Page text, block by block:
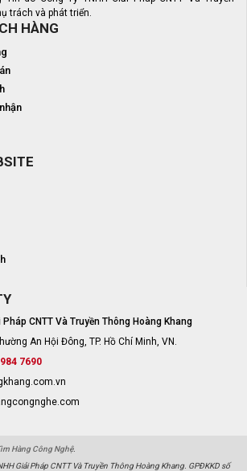
trách và phát triển.
HÀNG
Pháp CNTT Và Truyền Thông Hoàng Khang
An Hội Đông, TP. Hồ Chí Minh, VN.
7690
Hàng Công Nghệ.
Giải Pháp CNTT Và Truyền Thông Hoàng Khang. GPĐKKD số